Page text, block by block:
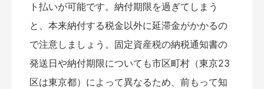
ト払いが可能です。納付期限を過ぎてしまう
と、本来納付する税金以外に延滞金がかかるの
で注意しましょう。固定資産税の納税通知書の
発送日や納付期限についても市区町村（東京23
区は東京都）によって異なるため、前もって知